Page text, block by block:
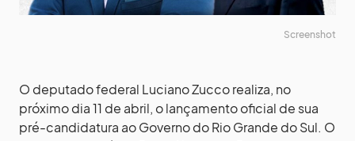
Screenshot
O deputado federal Luciano Zucco realiza, no
próximo dia 11 de abril, o lançamento oficial de sua
pré-candidatura ao Governo do Rio Grande do Sul. O